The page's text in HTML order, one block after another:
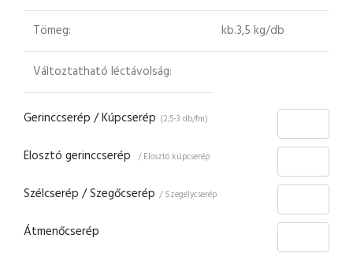
Tömeg: kb.3,5 kg/db
Változtatható léctávolság:
Gerinccserép / Kúpcserép (2,5-3 db/fm)
Elosztó gerinccserép / Elosztó kúpcserép
Szélcserép / Szegőcserép / Szegélycserép
Átmenőcserép